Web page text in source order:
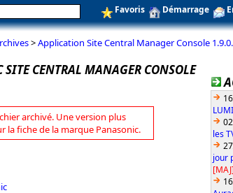
Favoris Démarrage
>Application Site Central Manager Console
CENTRAL MANAGER CONSOLE
archivé. Une version plus
la fiche de la marque Panasonic.
les
jour
[MAJ]